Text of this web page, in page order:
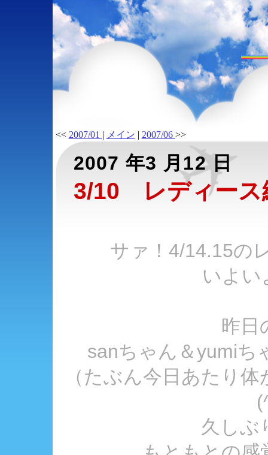
<< 2007/01 | メイン | 2007/06 >>
2007 年3 月12 日
3/10 レディース
サァ！4/14.15の
いよい
昨日
sanちゃん＆yumiち
（たぶん今日あたり
久しぶ